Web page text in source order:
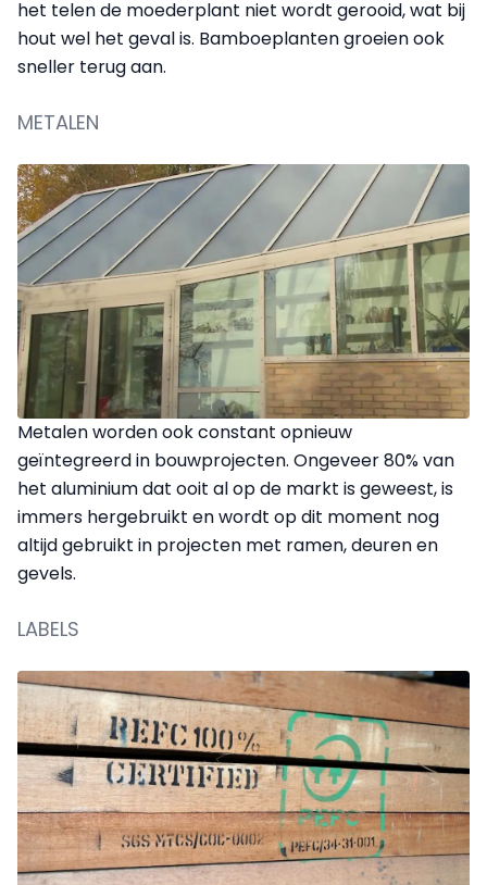
het telen de moederplant niet wordt gerooid, wat bij
hout wel het geval is. Bamboeplanten groeien ook
sneller terug aan.
METALEN
Metalen worden ook constant opnieuw
geïntegreerd in bouwprojecten. Ongeveer 80% van
het aluminium dat ooit al op de markt is geweest, is
immers hergebruikt en wordt op dit moment nog
altijd gebruikt in projecten met ramen, deuren en
gevels.
LABELS